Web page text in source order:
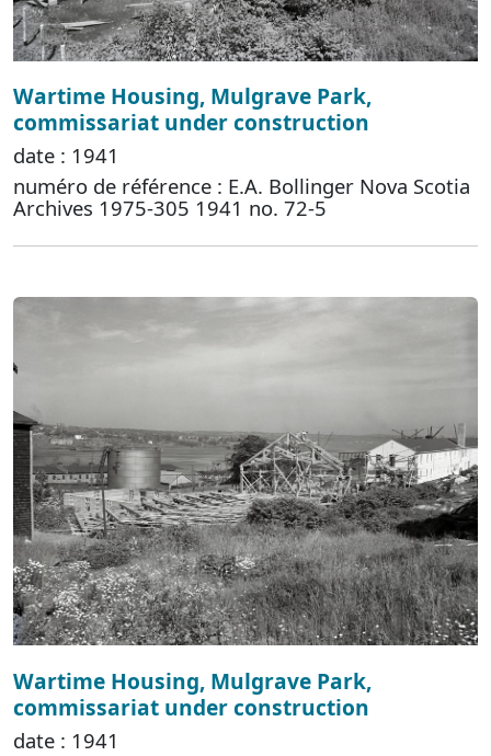
Wartime Housing, Mulgrave Park,
commissariat under construction
date : 1941
numéro de référence : E.A. Bollinger Nova Scotia
Archives 1975-305 1941 no. 72-5
Wartime Housing, Mulgrave Park,
commissariat under construction
date : 1941